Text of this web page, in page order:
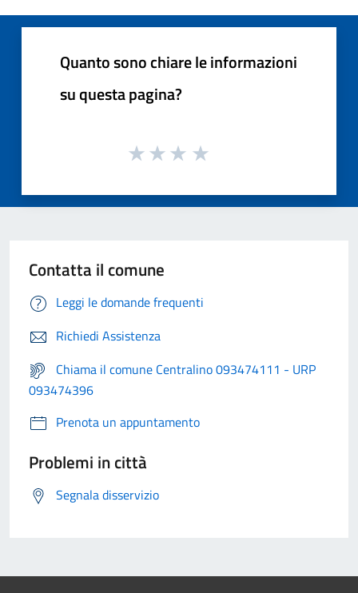
Quanto sono chiare le informazioni
su questa pagina?
Contatta il comune
Leggi le domande frequenti
Richiedi Assistenza
Chiama il comune Centralino 093474111 - URP
093474396
Prenota un appuntamento
Problemi in città
Segnala disservizio